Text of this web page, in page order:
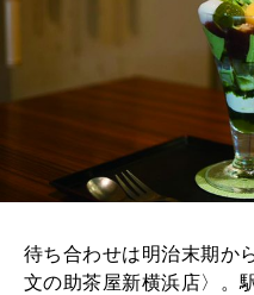
待ち合わせは明治末期か
文の助茶屋新横浜店〉。